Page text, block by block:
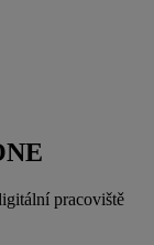
pracoviště